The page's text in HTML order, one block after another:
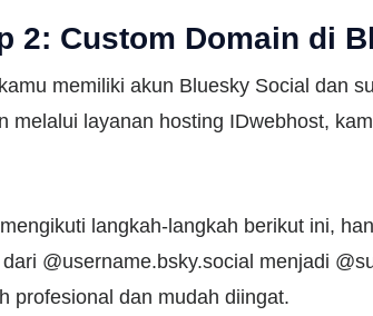
2: Custom Domain di
memiliki akun Bluesky Social dan
melalui layanan hosting IDwebhost,
langkah-langkah berikut ini,
@username.bsky.social menjadi
profesional dan mudah diingat.